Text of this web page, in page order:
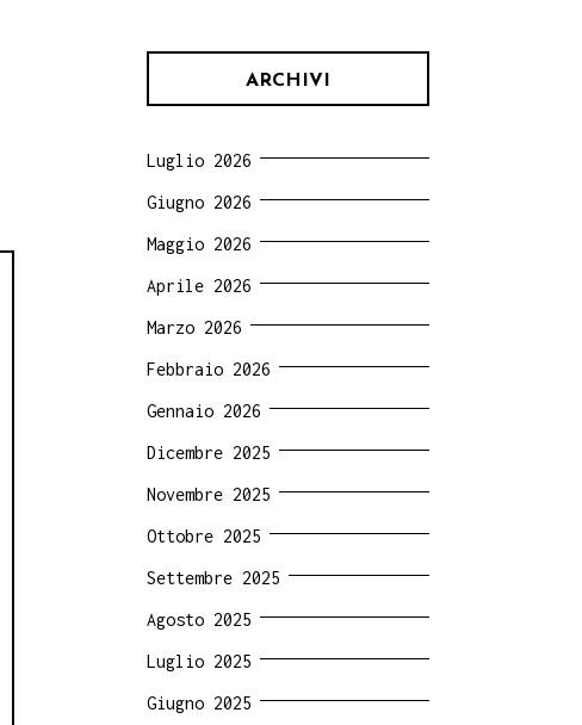
ARCHIVI
Luglio 2026
Giugno 2026
Maggio 2026
Aprile 2026
Marzo 2026
Febbraio 2026
Gennaio 2026
Dicembre 2025
Novembre 2025
Ottobre 2025
Settembre 2025
Agosto 2025
Luglio 2025
Giugno 2025